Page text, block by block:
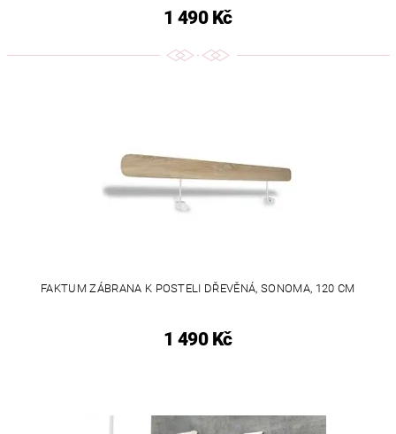
1 490 Kč
FAKTUM ZÁBRANA K POSTELI DŘEVĚNÁ, SONOMA, 120 CM
1 490 Kč